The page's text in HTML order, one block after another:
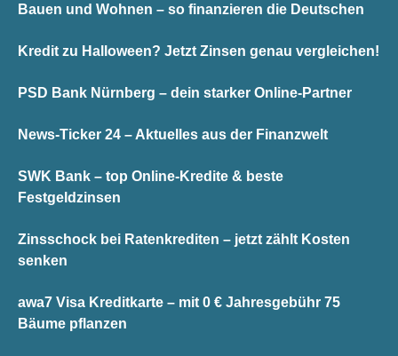
Bauen und Wohnen – so finanzieren die Deutschen
Kredit zu Halloween? Jetzt Zinsen genau vergleichen!
PSD Bank Nürnberg – dein starker Online-Partner
News-Ticker 24 – Aktuelles aus der Finanzwelt
SWK Bank – top Online-Kredite & beste
Festgeldzinsen
Zinsschock bei Ratenkrediten – jetzt zählt Kosten
senken
awa7 Visa Kreditkarte – mit 0 € Jahresgebühr 75
Bäume pflanzen